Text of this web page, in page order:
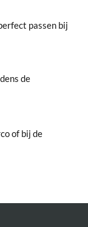
passen bij
de
of bij de